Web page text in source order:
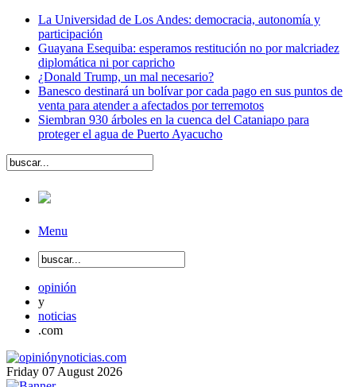
La Universidad de Los Andes: democracia, autonomía y
participación
Guayana Esequiba: esperamos restitución no por malcriadez
diplomática ni por capricho
¿Donald Trump, un mal necesario?
Banesco destinará un bolívar por cada pago en sus puntos de
venta para atender a afectados por terremotos
Siembran 930 árboles en la cuenca del Cataniapo para
proteger el agua de Puerto Ayacucho
Menu
opinión
y
noticias
.com
Friday 07 August 2026